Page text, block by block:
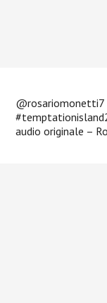
@rosariomonetti7
audio originale –